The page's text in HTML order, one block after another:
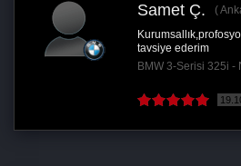
Samet Ç.
tavsiye ederim
BMW 3-Serisi 325i -